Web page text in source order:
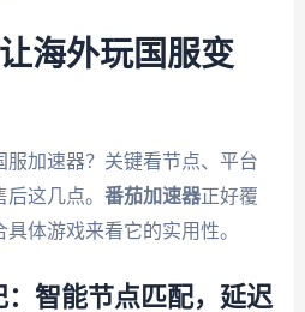
海外玩国服变
服加速器？关键看节点、平台
这几点。 番茄加速器正好覆
体游戏来看它的实用性。
智能节点匹配，延迟